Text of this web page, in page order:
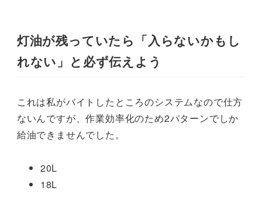
灯油が残っていたら「入らないかもし
れない」と必ず伝えよう
これは私がバイトしたところのシステムなので仕方
ないんですが、作業効率化のため2パターンでしか
給油できませんでした。
20L
18L